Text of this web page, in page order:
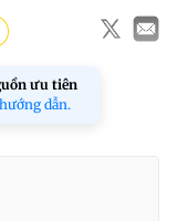
ưu tiên
dẫn.